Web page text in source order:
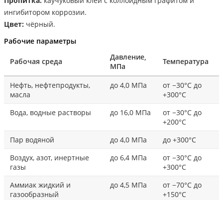
ингибитором коррозии.
Цвет: чёрный.
Рабочие параметры
Рабочая среда
Давление,
МПа
Температура
Нефть, нефтепродукты,
масла
до 4,0 МПа
от −30°С до
+300°С
Вода, водные растворы
до 16,0 МПа
от −30°С до
+200°С
Пар водяной
до 4,0 МПа
до +300°С
Воздух, азот, инертные
газы
до 6,4 МПа
от −30°С до
+300°С
Аммиак жидкий и
газообразный
до 4,5 МПа
от −70°С до
+150°С